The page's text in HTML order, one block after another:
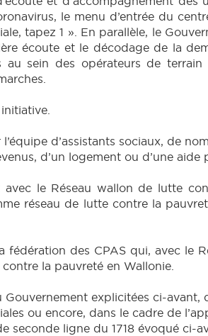
le menu d’entrée du
tapez 1 ». En parallèle, le
écoute et le décodage de la
sein des opérateurs de terrain
d’assistants sociaux, de
d’un logement ou d’une aide
le Réseau wallon de lutte
réseau de lutte contre la
des CPAS qui, avec le
la pauvreté en Wallonie.
explicitées ci-
ou encore, dans le cadre de
seconde ligne du 1718 évoqué ci-